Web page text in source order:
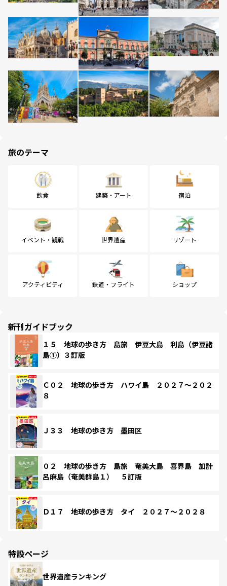
旅のテーマ
飲食 建築・アート 宿泊
イベント・観戦 世界遺産 リゾート
アクティビティ 鉄道・フライト ショップ
新刊ガイドブック
１５ 地球の歩き方 島旅 伊豆大島 利島（伊豆諸
島①）３訂版
Ｃ０２ 地球の歩き方 ハワイ島 ２０２７～２０２
８
Ｊ３３ 地球の歩き方 墨田区
０２ 地球の歩き方 島旅 奄美大島 喜界島 加計
呂麻島（奄美群島１） ５訂版
Ｄ１７ 地球の歩き方 タイ ２０２７～２０２８
特設ページ
世界遺産ランキング